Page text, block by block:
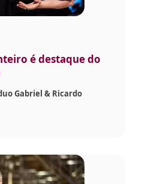
é destaque do
Gabriel & Ricardo